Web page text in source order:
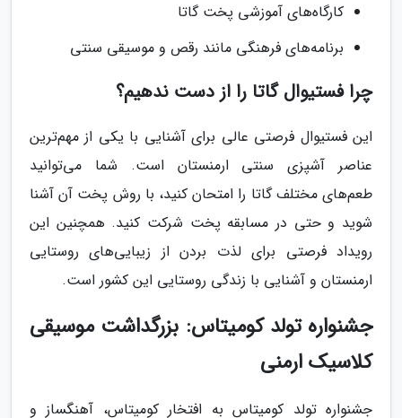
کارگاه‌های آموزشی پخت گاتا
برنامه‌های فرهنگی مانند رقص و موسیقی سنتی
چرا فستیوال گاتا را از دست ندهیم؟
این فستیوال فرصتی عالی برای آشنایی با یکی از مهم‌ترین
عناصر آشپزی سنتی ارمنستان است. شما می‌توانید
طعم‌های مختلف گاتا را امتحان کنید، با روش پخت آن آشنا
شوید و حتی در مسابقه پخت شرکت کنید. همچنین این
رویداد فرصتی برای لذت بردن از زیبایی‌های روستایی
ارمنستان و آشنایی با زندگی روستایی این کشور است.
جشنواره تولد کومیتاس: بزرگداشت موسیقی
کلاسیک ارمنی
جشنواره تولد کومیتاس به افتخار کومیتاس، آهنگساز و